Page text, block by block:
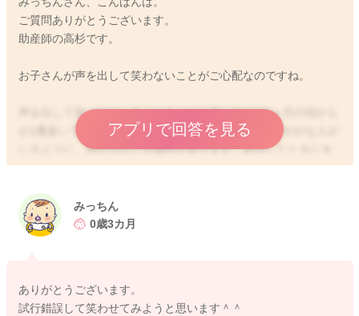
ご質問ありがとうございます。
助産師の高杉です。
お子さんが声を出して笑わないことがご心配なのですね。
声を出して笑ったり、キャーキャーと笑うのは4-5ヶ月の頃から
が1番多いでしょう。また、大人でも静かな人とにぎやかな人が
いるように、赤ちゃんにも個性があります。あやしたときにキ
ャッキャと声を出して笑う子もいれば、微笑むだけの子もいま
パの声を聞いて表情が変わったり、泣きやむなどの反応があれ
ば、それは個人差の範囲だと考えられます。
調整できるといいですね。
アプリで回答を見る
みっちん
0歳3カ月
ありがとうございます。
試行錯誤して笑わせてみようと思います＾＾